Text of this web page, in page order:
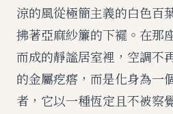
涼的風從極簡主義的白色百
拂著亞麻紗簾的下襬。在那
而成的靜謐居室裡，空調不
的金屬疙瘩，而是化身為一
者，它以一種恆定且不被察